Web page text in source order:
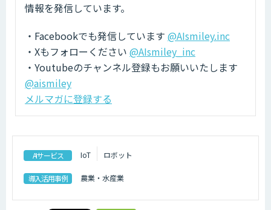
情報を発信しています。
・Facebookでも発信しています @AIsmiley.inc
・Xもフォローください @AIsmiley_inc
・Youtubeのチャンネル登録もお願いいたします
@aismiley
メルマガに登録する
AIサービス IoT ロボット
導入活用事例 農業・水産業